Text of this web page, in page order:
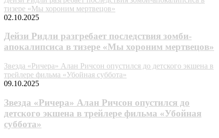
тизере «Мы хороним мертвецов»
02.10.2025
Дейзи Ридли разгребает последствия зомби-
апокалипсиса в тизере «Мы хороним мертвецов»
Звезда «Ричера» Алан Ричсон опустился до детского экшена в
трейлере фильма «Убойная суббота»
09.10.2025
Звезда «Ричера» Алан Ричсон опустился до
детского экшена в трейлере фильма «Убойная
суббота»